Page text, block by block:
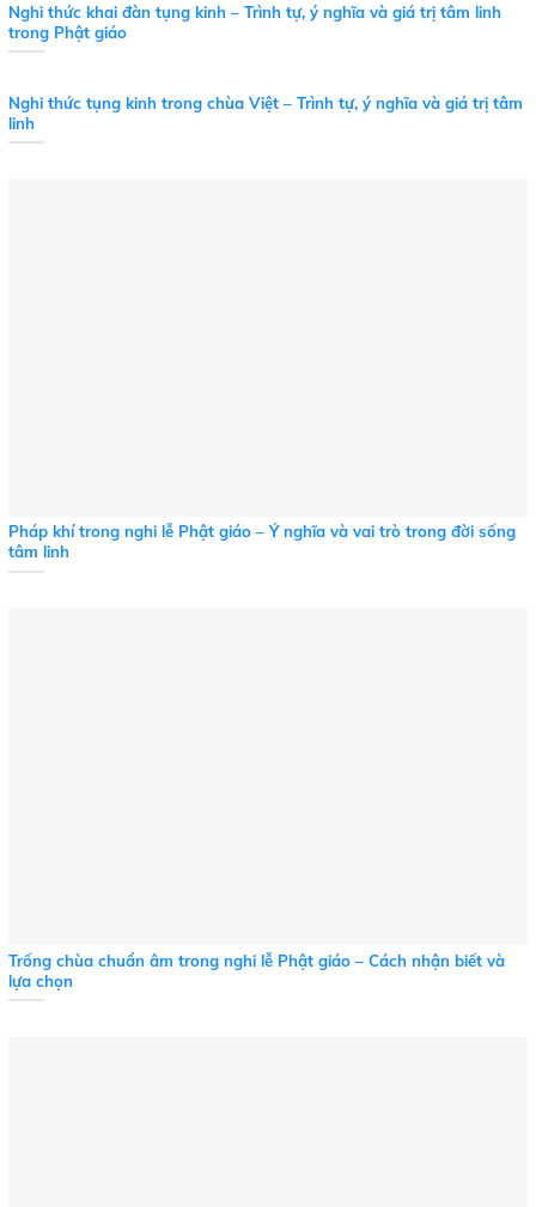
Nghi thức khai đàn tụng kinh – Trình tự, ý nghĩa và giá trị tâm linh
trong Phật giáo
Nghi thức tụng kinh trong chùa Việt – Trình tự, ý nghĩa và giá trị tâm
linh
Pháp khí trong nghi lễ Phật giáo – Ý nghĩa và vai trò trong đời sống
tâm linh
Trống chùa chuẩn âm trong nghi lễ Phật giáo – Cách nhận biết và
lựa chọn